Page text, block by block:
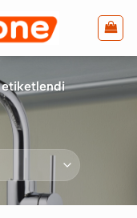
etiketlendi